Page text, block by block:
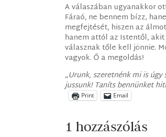
A válaszában ugyanakkor
Fáraó, ne bennem bízz,
megfejtését, hiszen az
hanem attól az Istentől,
válasznak tőle kell jönnie.
vagyok. Ő a megoldás!
„Urunk, szeretnénk mi is
jussunk! Taníts bennünket
Print Email
1 hozzászólás